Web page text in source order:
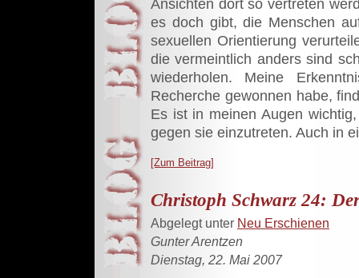
Ansichten dort so vertreten
es doch gibt, die Menschen
sexuellen Orientierung
die vermeintlich anders sind
wiederholen. Meine
Recherche gewonnen habe,
Es ist in meinen Augen
gegen sie einzutreten. Auch in
[Zum Beitrag]
Christoph Schwarz 24:
Abgelegt unter Neu Erschienen
Gunter Arentzen
Dienstag, 22. Mai 2007